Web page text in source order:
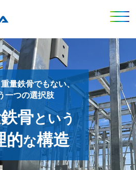
量鉄骨でもない、
一つの選択肢
骨という
的な構造